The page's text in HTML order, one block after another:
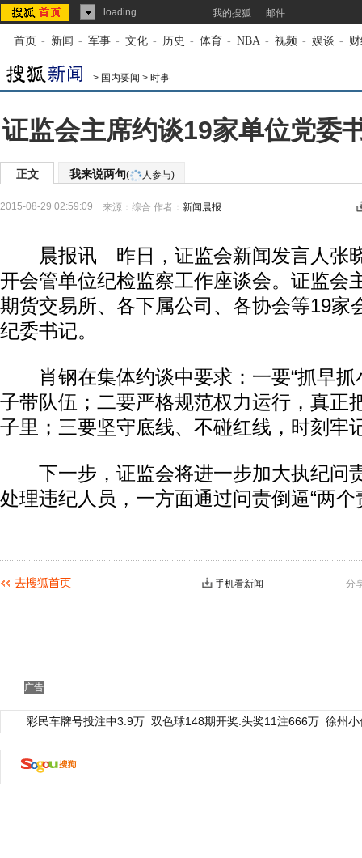
loading... 我的搜狐 邮件
首页 - 新闻 - 军事 - 文化 - 历史 - 体育 - NBA - 视频 - 娱谈 -
> 国内要闻 > 时事
证监会主席约谈19家单位党委
正文 我来说两句( 人参与)
2015-08-29 02:59:09 来源： 综合 作者： 新闻晨报
晨报讯 昨日，证监会新闻发言人张
开会管单位纪检监察工作座谈会。证监会
期货交易所、各下属公司、各协会等19家
纪委书记。
肖钢在集体约谈中要求：一要“抓早抓
子带队伍；二要严格规范权力运行，真正
子里；三要坚守底线、不碰红线，时刻牢
下一步，证监会将进一步加大执纪问
处理违纪人员，一方面通过问责倒逼“两个
分
手机看新闻
广告
彩民车牌号投注中3.9万 双色球148期开奖:头奖11注666万 徐州